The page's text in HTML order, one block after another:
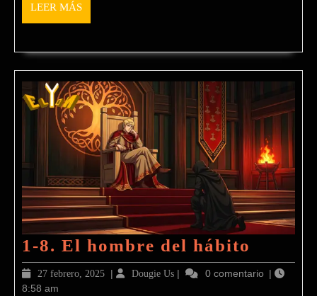
LEER MÁSLEER
MÁS
1-8. El hombre del hábito
8.
27 febrero, 202527| Dougie UsDougie
| 0 comentario |
8:58 am